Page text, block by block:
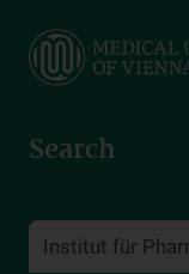
main
Search